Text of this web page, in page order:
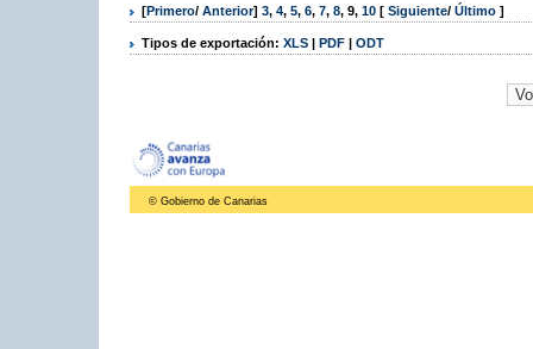
[Primero/ Anterior] 3, 4, 5, 6, 7, 8, 9, 10 [ Siguiente/ Último ]
Tipos de exportación: XLS | PDF | ODT
© Gobierno de Canarias